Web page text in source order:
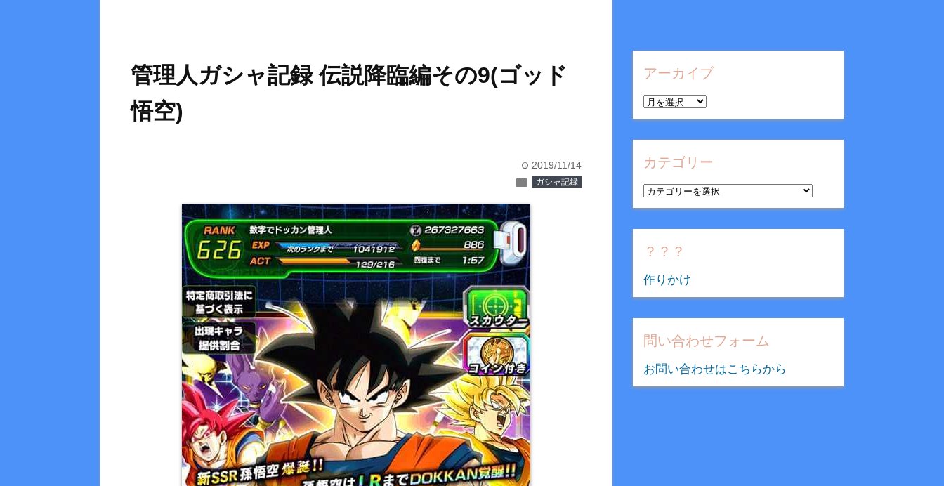
管理人ガシャ記録 伝説降臨編その9(ゴッド
悟空)
time 2019/11/14
folder ガシャ記録
アーカイブ
ア
ー
カ
イ
カテゴリー
カ
テ
ゴ
リ
？？？
作りかけ
問い合わせフォーム
お問い合わせはこちらから